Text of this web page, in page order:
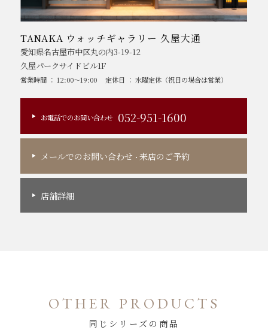
TANAKA ウォッチギャラリー 久屋大通
愛知県名古屋市中区丸の内3-19-12
久屋パークサイドビル1F
営業時間 ： 12:00～19:00 定休日 ： 水曜定休（祝日の場合は営業）
お電話でのお問い合わせ 052-951-1600
メールでのお問い合わせ ・来店のご予約
店舗詳細
OTHER PRODUCTS
同じシリーズの商品